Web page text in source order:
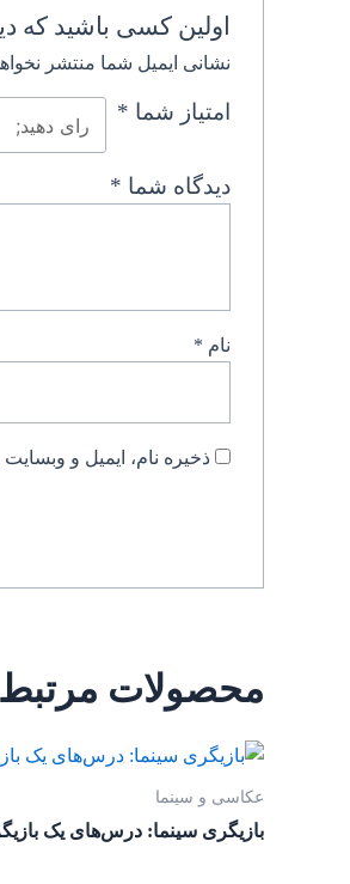
اولین کسی باشید که
نشانی ایمیل شما منتشر
امتیاز شما *
دیدگاه شما *
نام *
ذخیره نام، ایمیل و
محصولات مرتبط
عکاسی و سینما
بازیگری سینما: درس‌های یک